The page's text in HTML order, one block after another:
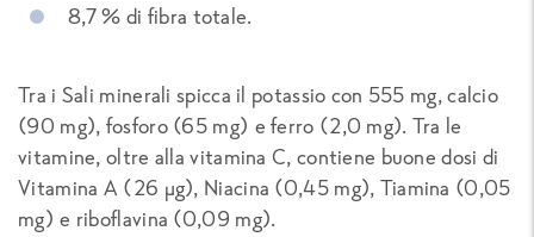
8,7 % di fibra totale.
Tra i Sali minerali spicca il potassio con 555 mg, calcio
(90 mg), fosforo (65 mg) e ferro (2,0 mg). Tra le
vitamine, oltre alla vitamina C, contiene buone dosi di
Vitamina A (26 µg), Niacina (0,45 mg), Tiamina (0,05
mg) e riboflavina (0,09 mg).